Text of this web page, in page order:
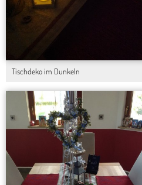
Tischdeko im Dunkeln